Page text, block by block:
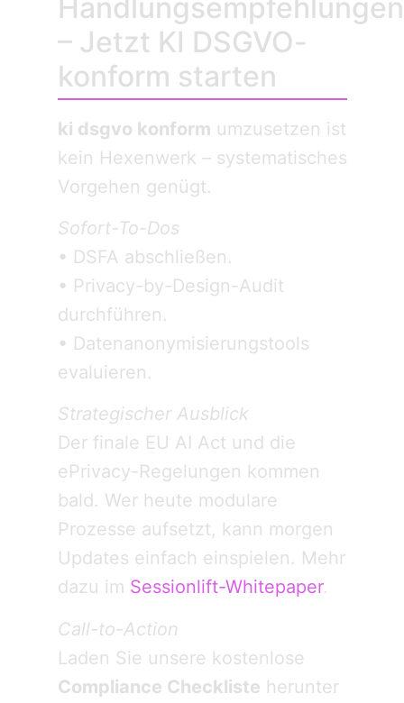
Handlungsempfehlungen
– Jetzt KI DSGVO-
konform starten
ki dsgvo konform umzusetzen ist
kein Hexenwerk – systematisches
Vorgehen genügt.
Sofort-To-Dos
• DSFA abschließen.
• Privacy-by-Design-Audit
durchführen.
• Datenanonymisierungstools
evaluieren.
Strategischer Ausblick
Der finale EU AI Act und die
ePrivacy-Regelungen kommen
bald. Wer heute modulare
Prozesse aufsetzt, kann morgen
Updates einfach einspielen. Mehr
dazu im Sessionlift-Whitepaper.
Call-to-Action
Laden Sie unsere kostenlose
Compliance Checkliste herunter